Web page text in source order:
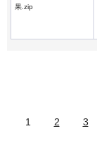
果.zip
1 2 3